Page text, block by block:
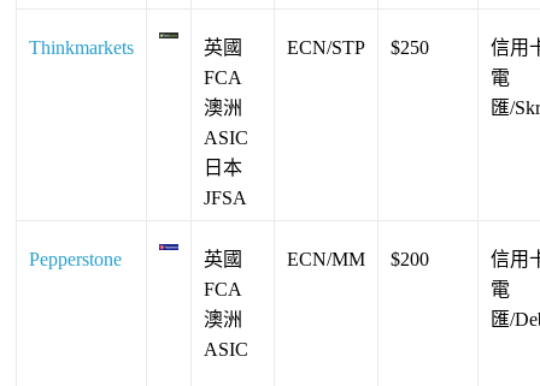
Thinkmarkets
英國
FCA
澳洲
ASIC
日本
JFSA
ECN/STP $250
信用
電
匯/
Pepperstone
英國
FCA
澳洲
ASIC
ECN/MM $200
信用
電
匯/